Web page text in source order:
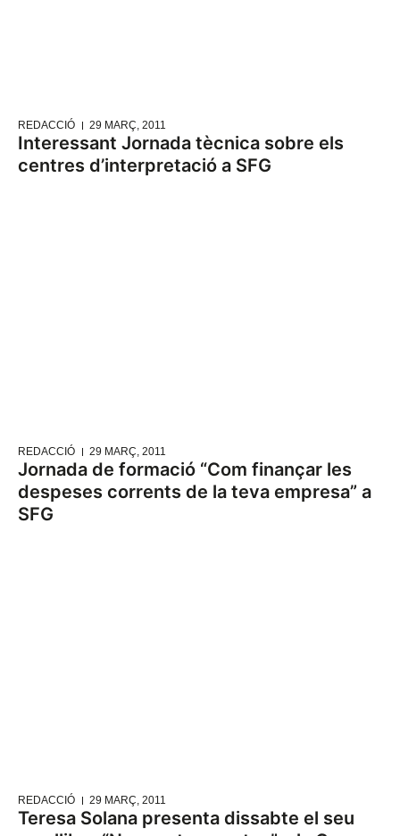
REDACCIÓ 29 MARÇ, 2011
Interessant Jornada tècnica sobre els
centres d’interpretació a SFG
REDACCIÓ 29 MARÇ, 2011
Jornada de formació “Com finançar les
despeses corrents de la teva empresa” a
SFG
REDACCIÓ 29 MARÇ, 2011
Teresa Solana presenta dissabte el seu